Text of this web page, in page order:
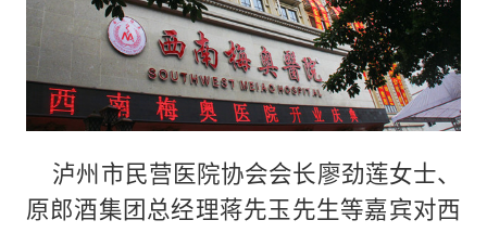
泸州市民营医院协会会长廖劲莲女士、
原郎酒集团总经理蒋先玉先生等嘉宾对西